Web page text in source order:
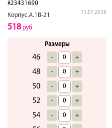
#23431690
Корпус.А.1В-21
11.07.2026
518руб
Размеры
46 - +
48 - +
50 - +
52 - +
54 - +